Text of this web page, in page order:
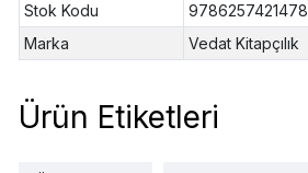
Stok Kodu
9786257421478
Marka
Vedat Kitapçılık
Ürün Etiketleri